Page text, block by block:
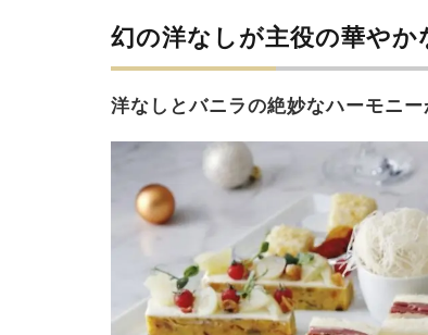
幻の洋なしが主役の華や
洋なしとバニラの絶妙なハーモニ